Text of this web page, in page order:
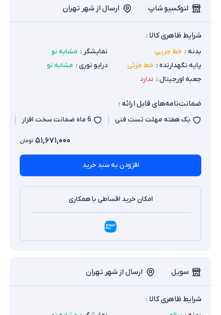
لنوکسیو شاپ ارسال از شهر تهران
شرایط ظاهری کالا :
بدنه : خط جزیی نمایشگر : مشابه نو
پایه نگهدارنده : خط جزئی درایو نوری : مشابه نو
جعبه اورجینال : ندارد
ضمانت‌نامه‌های قابل ارائه :
یک هفته مهلت تست فنی 6 ماه ضمانت سخت افزار
۵۱,۶۷۱,۰۰۰ تومان
افزودن به سبد خرید
امکان خرید اقساطی با همکاری
سویل ارسال از شهر تهران
شرایط ظاهری کالا :